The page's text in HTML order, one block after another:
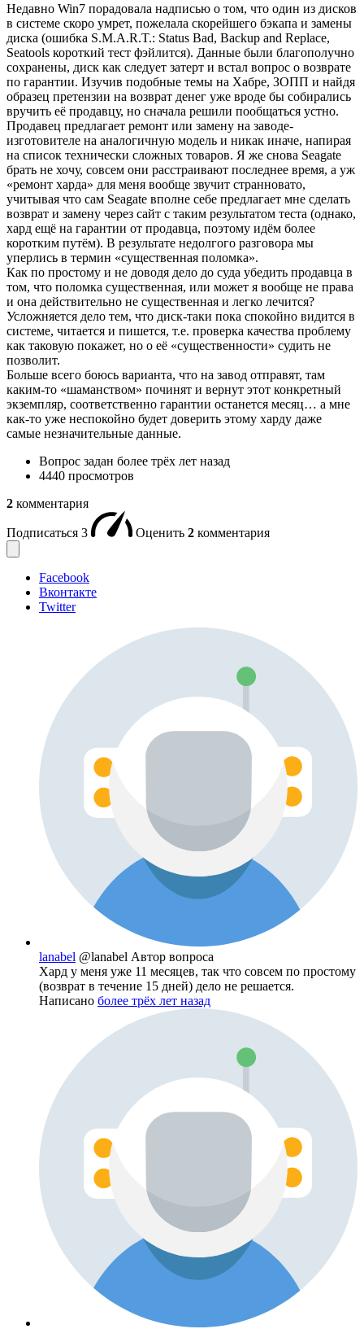
Недавно Win7 порадовала надписью о том, что один из дисков
в системе скоро умрет, пожелала скорейшего бэкапа и замены
диска (ошибка S.M.A.R.T.: Status Bad, Backup and Replace,
Seatools короткий тест фэйлится). Данные были благополучно
сохранены, диск как следует затерт и встал вопрос о возврате
по гарантии. Изучив подобные темы на Хабре, ЗОПП и найдя
образец претензии на возврат денег уже вроде бы собирались
вручить её продавцу, но сначала решили пообщаться устно.
Продавец предлагает ремонт или замену на заводе-
изготовителе на аналогичную модель и никак иначе, напирая
на список технически сложных товаров. Я же снова Seagate
брать не хочу, совсем они расстраивают последнее время, а уж
«ремонт харда» для меня вообще звучит странновато,
учитывая что сам Seagate вполне себе предлагает мне сделать
возврат и замену через сайт с таким результатом теста (однако,
хард ещё на гарантии от продавца, поэтому идём более
коротким путём). В результате недолгого разговора мы
уперлись в термин «существенная поломка».
Как по простому и не доводя дело до суда убедить продавца в
том, что поломка существенная, или может я вообще не права
и она действительно не существенная и легко лечится?
Усложняется дело тем, что диск-таки пока спокойно видится в
системе, читается и пишется, т.е. проверка качества проблему
как таковую покажет, но о её «существенности» судить не
позволит.
Больше всего боюсь варианта, что на завод отправят, там
каким-то «шаманством» починят и вернут этот конкретный
экземпляр, соответственно гарантии останется месяц… а мне
как-то уже неспокойно будет доверить этому харду даже
самые незначительные данные.
Вопрос задан более трёх лет назад
4440 просмотров
2 комментария
Подписаться 3 Оценить 2 комментария
Facebook
Вконтакте
Twitter
lanabel @lanabel Автор вопроса
Хард у меня уже 11 месяцев, так что совсем по простому
(возврат в течение 15 дней) дело не решается.
Написано более трёх лет назад